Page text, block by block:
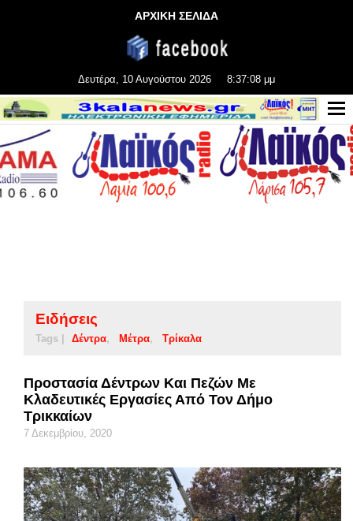
ΑΡΧΙΚΗ ΣΕΛΙΔΑ
Δευτέρα, 10 Αυγούστου 2026 8:37:08 μμ
Ειδήσεις
Tags | Δέντρα Μέτρα Τρίκαλα
Προστασία Δέντρων Και Πεζών Με
Κλαδευτικές Εργασίες Από Τον Δήμο
Τρικκαίων
7 Δεκεμβρίου, 2020